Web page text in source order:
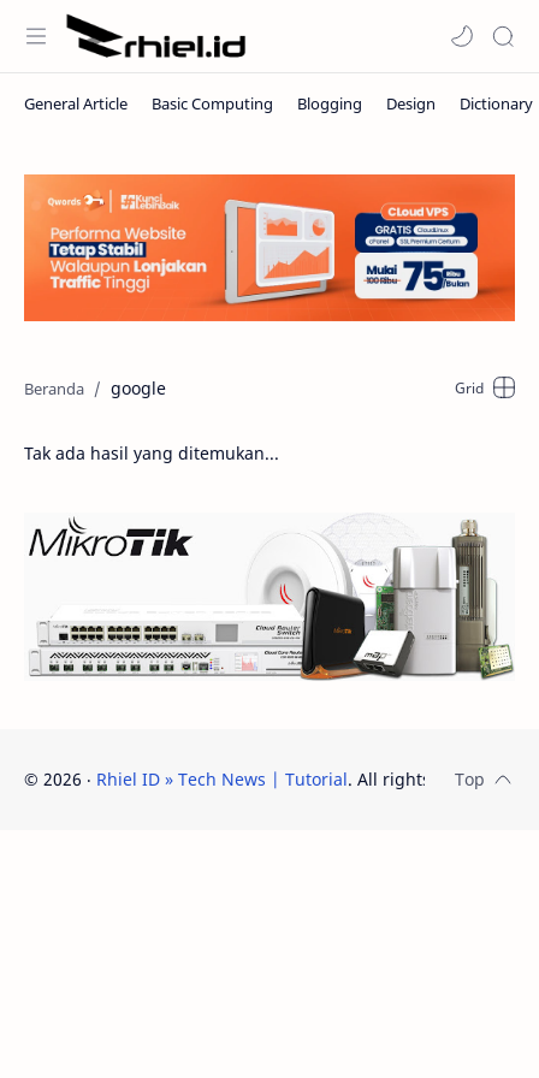
google
Tak ada hasil yang ditemukan...
© 2026 ‧ Rhiel ID » Tech News | Tutorial. All rights reserved.